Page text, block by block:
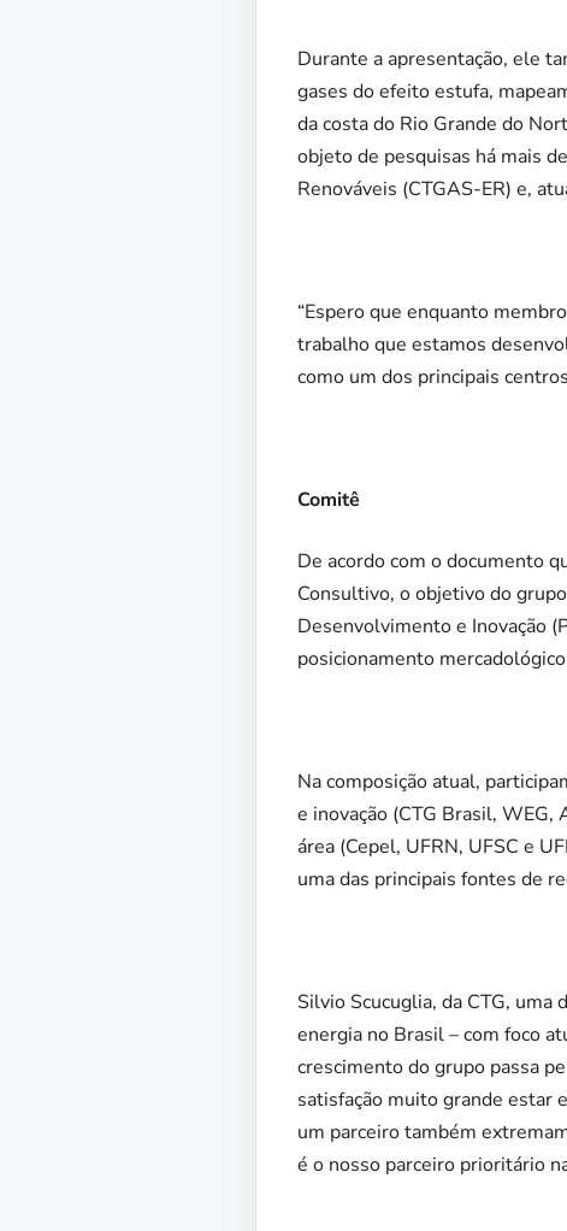
Durante a apresentação, ele
gases do efeito estufa,
da costa do Rio Grande do
objeto de pesquisas há mais
Renováveis (CTGAS-ER) e,
“Espero que enquanto
trabalho que estamos
como um dos principais
Comitê
De acordo com o documento
Consultivo, o objetivo do
Desenvolvimento e Inovação
posicionamento
Na composição atual,
e inovação (CTG Brasil,
área (Cepel, UFRN, UFSC e
uma das principais fontes de
Silvio Scucuglia, da CTG,
energia no Brasil – com foco
crescimento do grupo passa
satisfação muito grande estar
um parceiro também
é o nosso parceiro prioritário